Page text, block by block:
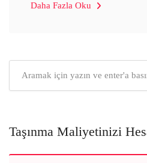
Daha Fazla Oku
Taşınma Maliyetinizi